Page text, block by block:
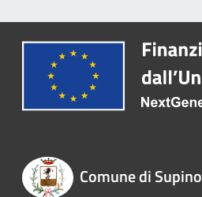
Comune di Supino